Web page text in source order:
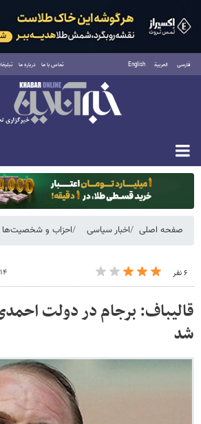
فارسی العربية English تماس با ما درباره ما
دوشنبه ۱۹ مرداد ۱۴۰۵
صفحه اصلی اخبار سیاسی احزاب و شخصیت‌ها
۶ نفر ۱۴ بهمن ۱۳۹۸ - ۰۶:۲۹
قالیباف: برجام در دولت
شد